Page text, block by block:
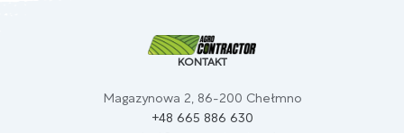
KONTAKT
Magazynowa 2, 86-200 Chełmno
+48 665 886 630